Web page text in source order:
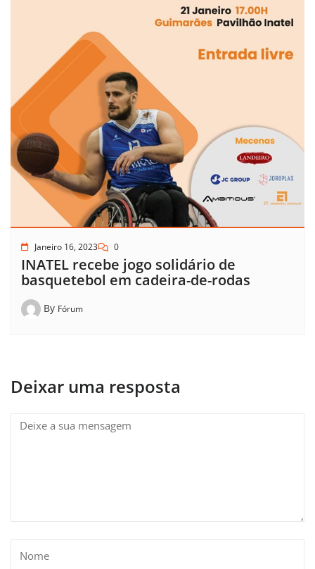
Janeiro 16, 2023 0
INATEL recebe jogo solidário de
basquetebol em cadeira-de-rodas
By Fórum
Deixar uma resposta